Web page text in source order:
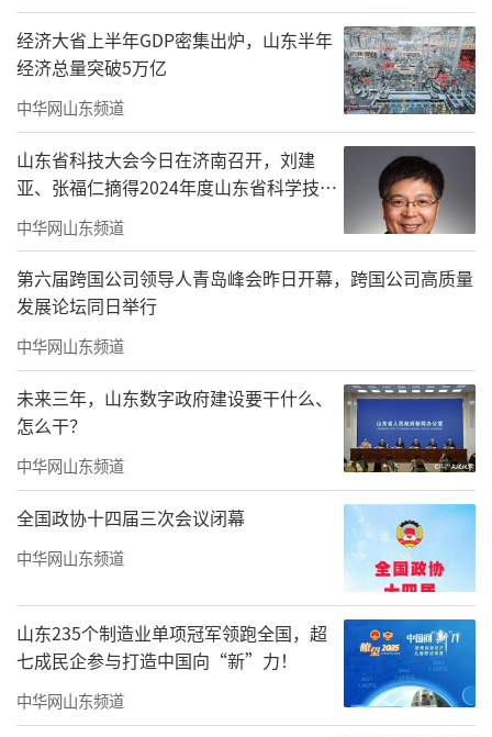
街舞《追风少年》
经济大省上半年GDP密集出炉，山东半年
经济总量突破5万亿
中华网山东频道
山东省科技大会今日在济南召开，刘建
亚、张福仁摘得2024年度山东省科学技术
奖最高奖！
中华网山东频道
第六届跨国公司领导人青岛峰会昨日开幕，跨国公司高质量
发展论坛同日举行
中华网山东频道
未来三年，山东数字政府建设要干什么、
怎么干？
中华网山东频道
全国政协十四届三次会议闭幕
中华网山东频道
山东235个制造业单项冠军领跑全国，超
七成民企参与打造中国向“新”力！
中华网山东频道